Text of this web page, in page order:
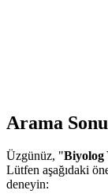
Arama
Üzgünüz, "
Lütfen aşağıdaki
deneyin: